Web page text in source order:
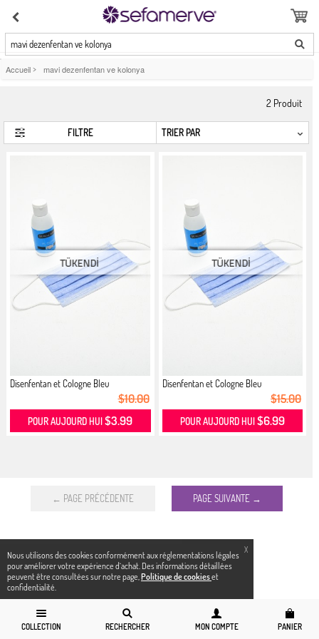
X
Nous utilisons des cookies conformément aux réglementations légales
pour améliorer votre expérience d`achat. Des informations détaillées
peuvent être consultées sur notre page,Politique de cookieset
confidentialité.
mavi dezenfentan ve kolonya
COLLECTION RECHERCHER MON COMPTE PANIER
Accueil > mavi dezenfentan ve kolonya
2 Produit
FILTRE
Disenfentan et Cologne Bleu
$10.00
POUR AUJOURD HUI$3.99
Disenfentan et Cologne Bleu
$15.00
POUR AUJOURD HUI $6.99
← PAGE PRÉCÉDENTE PAGE SUIVANTE →